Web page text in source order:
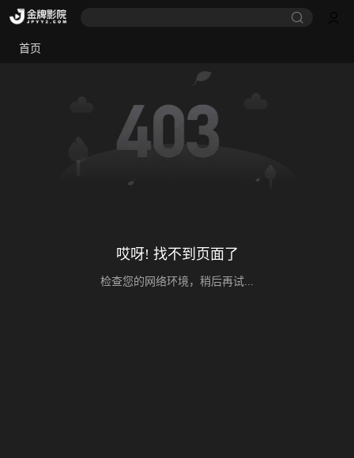
首页
哎呀! 找不到页面了
检查您的网络环境，稍后再试...